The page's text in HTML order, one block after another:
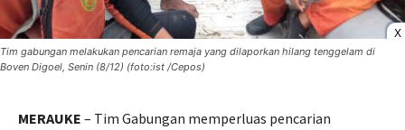
X
Tim gabungan melakukan pencarian remaja yang dilaporkan hilang tenggelam di
Boven Digoel, Senin (8/12) (foto:ist /Cepos)
MERAUKE – Tim Gabungan memperluas pencarian